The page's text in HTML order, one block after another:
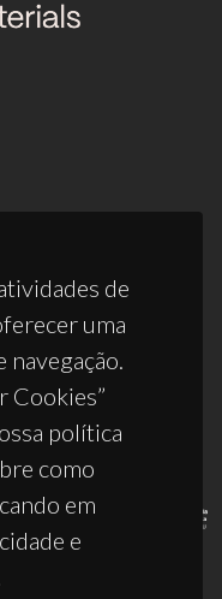
de
uma
navegação.
Cookies”
política
como
em
e